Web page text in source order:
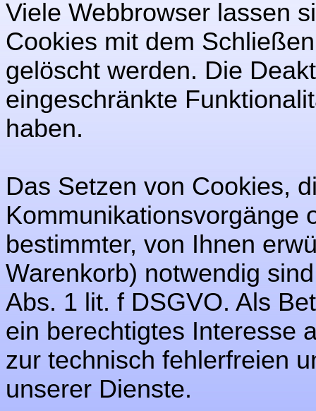
Viele Webbrowser lassen
Cookies mit dem
gelöscht werden. Die
eingeschränkte
haben.
Das Setzen von Cookies,
Kommunikationsvorgänge
bestimmter, von Ihnen
Warenkorb) notwendig
Abs. 1 lit. f DSGVO. Als
ein berechtigtes Interesse
zur technisch fehlerfreien
unserer Dienste.